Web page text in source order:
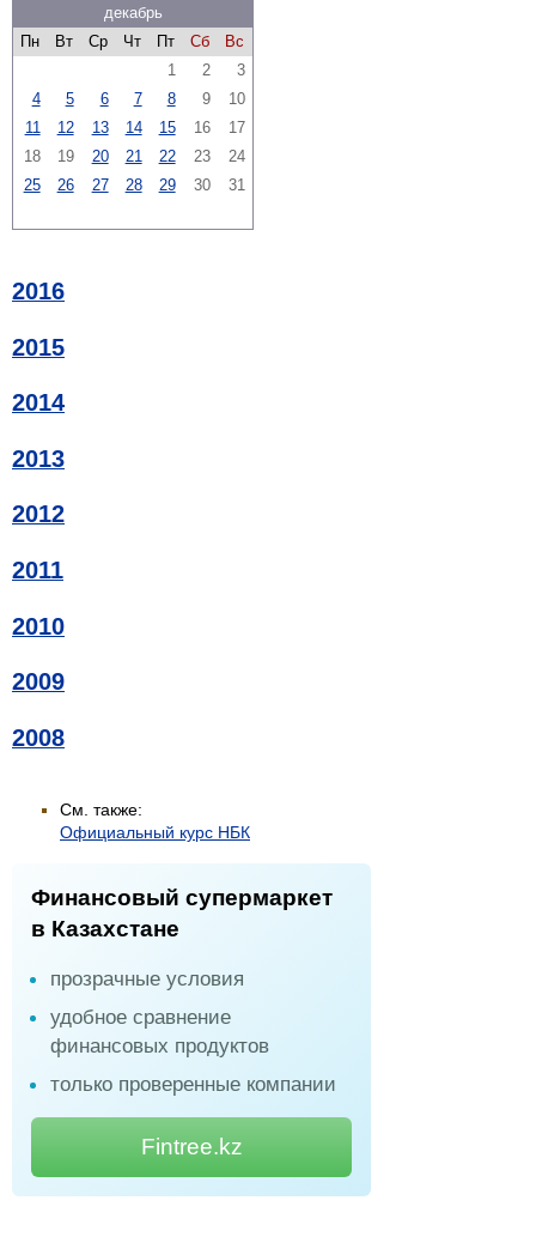
декабрь
Пн
Вт Ср Чт Пт Сб
Вс
1
2
3
4
5 6 7 8 9
10
11
12 13 14 15 16
17
18
19 20 21 22 23
24
25
26 27 28 29 30 31
2016
2015
2014
2013
2012
2011
2010
2009
2008
См. также:
Официальный курс НБК
Финансовый супермаркет
в Казахстане
прозрачные условия
удобное сравнение
финансовых продуктов
только проверенные компании
Fintree.kz